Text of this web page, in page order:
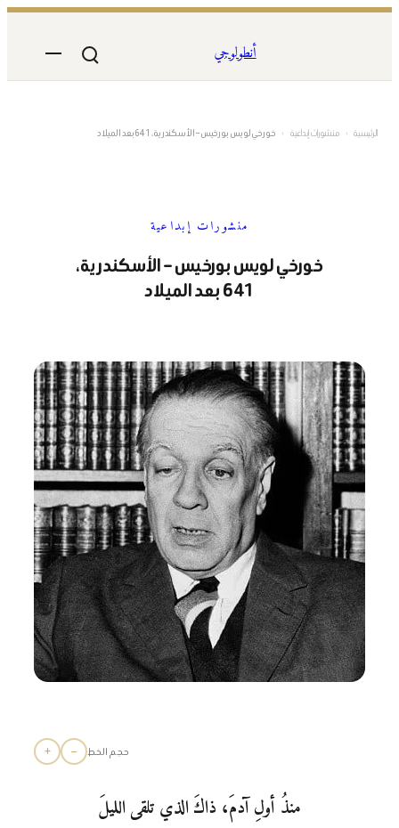
المحتوى
أنطولوجي
الرئيسية › منشورات إبداعية › خورخي لويس بورخيس – الأسكندرية، 641 بعد الميلاد
منشورات إبداعية
خورخي لويس بورخيس – الأسكندرية،
641 بعد الميلاد
حجم الخط −
+
منذُ أولِ آدمَ، ذاكَ الذي تلقى الليلَ